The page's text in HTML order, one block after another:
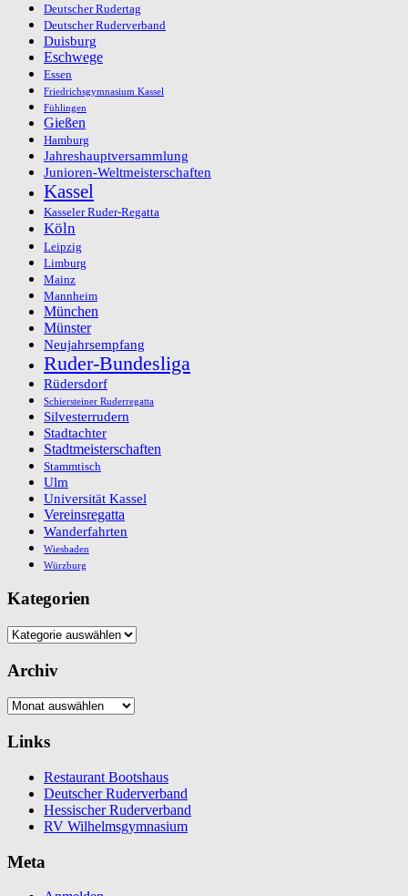
Deutscher Rudertag
Deutscher Ruderverband
Duisburg
Eschwege
Essen
Friedrichsgymnasium Kassel
Fühlingen
Gießen
Hamburg
Jahreshauptversammlung
Junioren-Weltmeisterschaften
Kassel
Kasseler Ruder-Regatta
Köln
Leipzig
Limburg
Mainz
Mannheim
München
Münster
Neujahrsempfang
Ruder-Bundesliga
Rüdersdorf
Schiersteiner Ruderregatta
Silvesterrudern
Stadtachter
Stadtmeisterschaften
Stammtisch
Ulm
Universität Kassel
Vereinsregatta
Wanderfahrten
Wiesbaden
Würzburg
Kategorien
Kategorien
Archiv
Archiv
Links
Restaurant Bootshaus
Deutscher Ruderverband
Hessischer Ruderverband
RV Wilhelmsgymnasium
Meta